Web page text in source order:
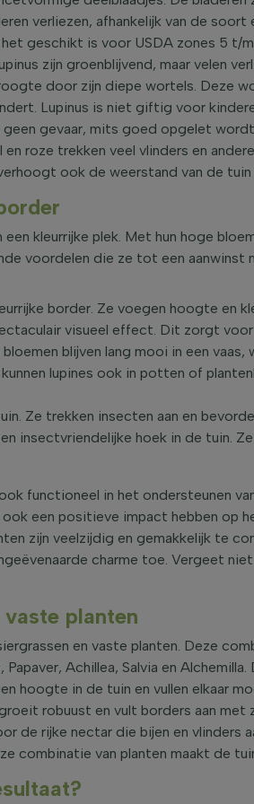
verliezen, afhankelijk van de
geschikt is voor USDA zones 5
zijn groenblijvend, maar velen
door zijn diepe wortels. Deze
Lupinus is niet giftig voor
gevaar, mits goed opgelet
roze trekken veel vlinders en
ook de weerstand van de
kleurrijke plek. Met hun hoge
voordelen die ze tot een
border. Ze voegen hoogte en
visueel effect. Dit zorgt
blijven lang mooi in een
lupines ook in potten of
Ze trekken insecten aan en
insectvriendelijke hoek in de tuin.
functioneel in het ondersteunen
een positieve impact hebben op
zijn veelzijdig en gemakkelijk te
charme toe. Vergeet
planten
en vaste planten. Deze
Achillea, Salvia en
hoogte in de tuin en vullen elkaar
robuust en vult borders aan met
de rijke nectar die bijen en
combinatie van planten maakt de